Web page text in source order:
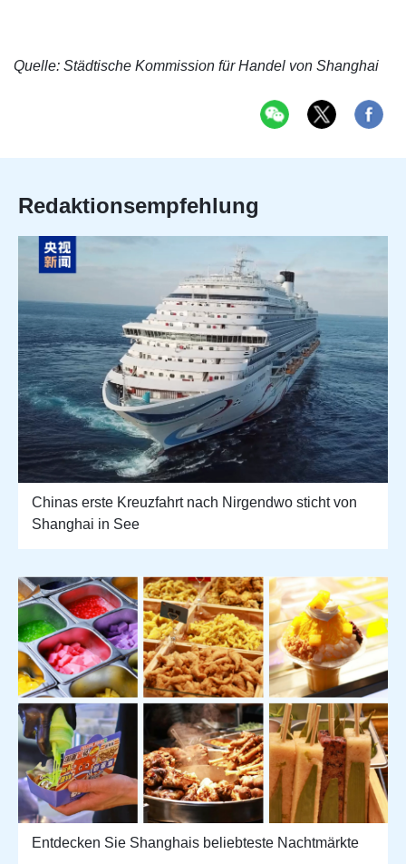
Quelle: Städtische Kommission für Handel von Shanghai
Redaktionsempfehlung
Chinas erste Kreuzfahrt nach Nirgendwo sticht von
Shanghai in See
Entdecken Sie Shanghais beliebteste Nachtmärkte